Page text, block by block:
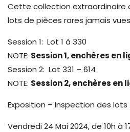
Cette collection extraordinaire
lots de pièces rares jamais
Session 1: Lot 1 à 330
NOTE: Session 1, enchères en
Session 2: Lot 331 – 614
NOTE: Session 2, enchères en
Exposition – Inspection des lots :
Vendredi 24 Mai 2024, de 10h à